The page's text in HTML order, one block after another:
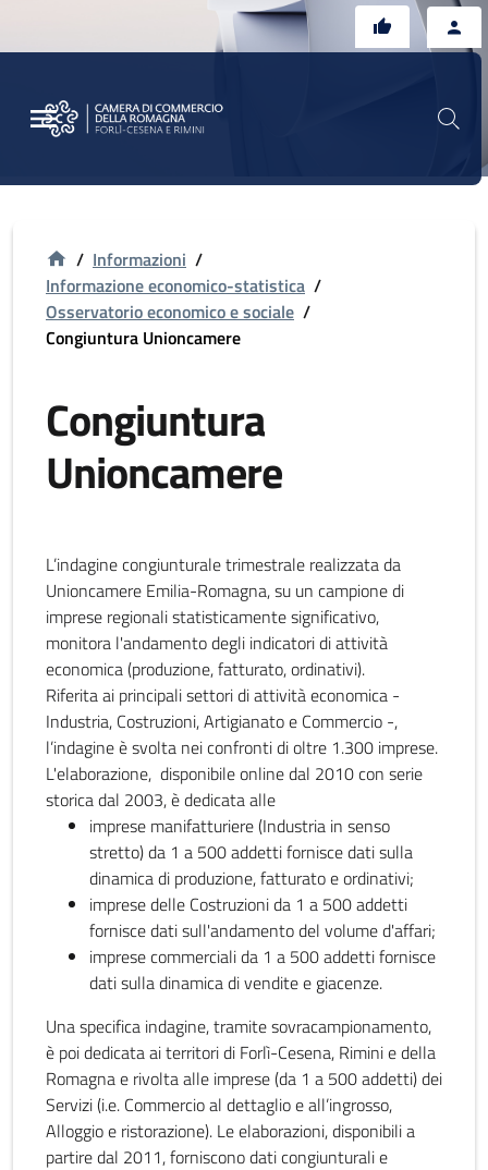
/ Informazioni /
Informazione economico-statistica /
Osservatorio economico e sociale /
Congiuntura Unioncamere
Congiuntura
Unioncamere
L’indagine congiunturale trimestrale realizzata da
Unioncamere Emilia-Romagna, su un campione di
imprese regionali statisticamente significativo,
monitora l'andamento degli indicatori di attività
economica (produzione, fatturato, ordinativi).
Riferita ai principali settori di attività economica -
Industria, Costruzioni, Artigianato e Commercio -,
l’indagine è svolta nei confronti di oltre 1.300 imprese.
L'elaborazione, disponibile online dal 2010 con serie
storica dal 2003, è dedicata alle
imprese manifatturiere (Industria in senso
stretto) da 1 a 500 addetti fornisce dati sulla
dinamica di produzione, fatturato e ordinativi;
imprese delle Costruzioni da 1 a 500 addetti
fornisce dati sull'andamento del volume d'affari;
imprese commerciali da 1 a 500 addetti fornisce
dati sulla dinamica di vendite e giacenze.
Una specifica indagine, tramite sovracampionamento,
è poi dedicata ai territori di Forlì-Cesena, Rimini e della
Romagna e rivolta alle imprese (da 1 a 500 addetti) dei
Servizi (i.e. Commercio al dettaglio e all’ingrosso,
Alloggio e ristorazione). Le elaborazioni, disponibili a
partire dal 2011, forniscono dati congiunturali e